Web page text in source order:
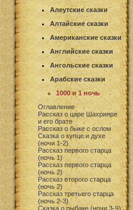
Алеутские сказки
Алтайские сказки
Американские сказки
Английские сказки
Ангольские сказки
Арабские сказки
1000 и 1 ночь
Оглавление
Рассказ о царе Шахрияре
и его брате
Рассказ о быке с ослом
Сказка о купце и духе
(ночи 1-2)
Рассказ первого старца
(ночь 1)
Рассказ первого старца
(ночь 2)
Рассказ второго старца
(ночь 2)
Рассказ третьего старца
(ночь 2-3)
Сказка о рыбаке (ночи 3-9)